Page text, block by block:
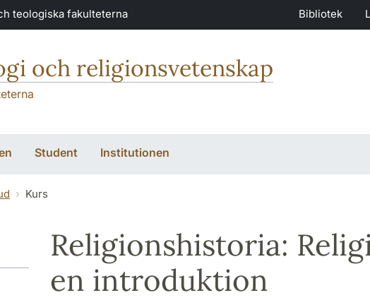
teologiska fakulteterna Bibliotek
och religionsvetenskap
Student Institutionen
Kurs
Religionshistoria:
en introduktion